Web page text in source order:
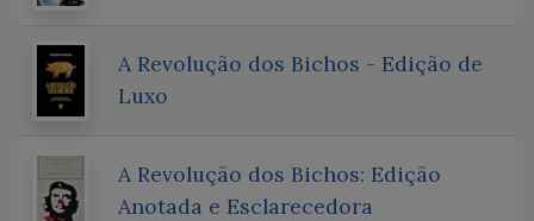
A Revolução dos Bichos - Edição de
Luxo
A Revolução dos Bichos: Edição
Anotada e Esclarecedora